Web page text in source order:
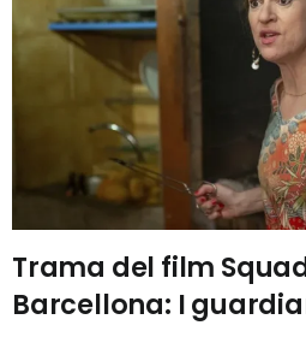
Trama del film
Barcellona: I